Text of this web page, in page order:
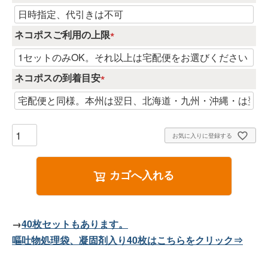
(
必
須
)
ネコポスご利用の上限
(
必
)
ネコポスの到着目安
(
必
お気に入りに登録する
カゴへ入れる
→40枚セットもあります。
嘔吐物処理袋、凝固剤入り40枚はこちらをクリック⇒